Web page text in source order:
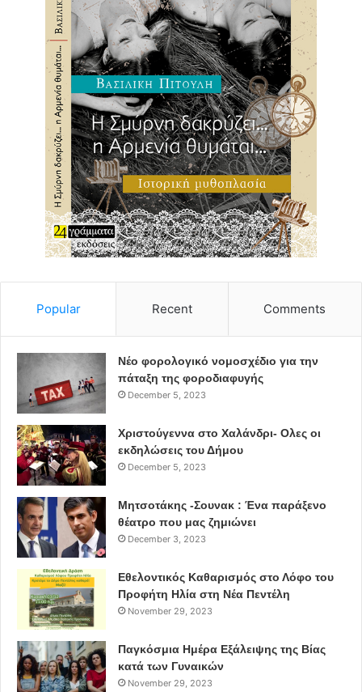
Popular Recent Comments
Νέο φορολογικό νομοσχέδιο για την
πάταξη της φοροδιαφυγής
December 5, 2023
Χριστούγεννα στο Χαλάνδρι- Ολες οι
εκδηλώσεις του Δήμου
December 5, 2023
Μητσοτάκης -Σουνακ : Ένα παράξενο
θέατρο που μας ζημιώνει
December 3, 2023
Εθελοντικός Καθαρισμός στο Λόφο του
Προφήτη Ηλία στη Νέα Πεντέλη
November 29, 2023
Παγκόσμια Ημέρα Εξάλειψης της Βίας
κατά των Γυναικών
November 29, 2023